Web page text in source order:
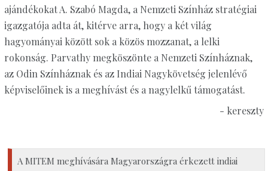
ajándékokat A. Szabó Magda, a Nemzeti Színház stratégiai
igazgatója adta át, kitérve arra, hogy a két világ
hagyományai között sok a közös mozzanat, a lelki
rokonság. Parvathy megköszönte a Nemzeti Színháznak,
az Odin Színháznak és az Indiai Nagykövetség jelenlévő
képviselőinek is a meghívást és a nagylelkű támogatást.
- kereszty
A MITEM meghívására Magyarországra érkezett indiai